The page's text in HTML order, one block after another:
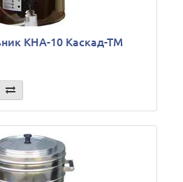
КНА-10 Каскад-ТМ